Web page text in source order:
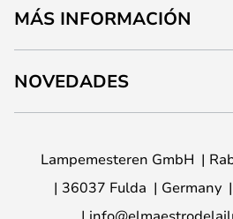
MÁS INFORMACIÓN
NOVEDADES
Lampemesteren GmbH
36037 Fulda
Germany